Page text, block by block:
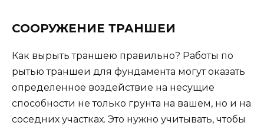
СООРУЖЕНИЕ ТРАНШЕИ
Как вырыть траншею правильно? Работы по
рытью траншеи для фундамента могут оказать
определенное воздействие на несущие
способности не только грунта на вашем, но и на
соседних участках. Это нужно учитывать, чтобы